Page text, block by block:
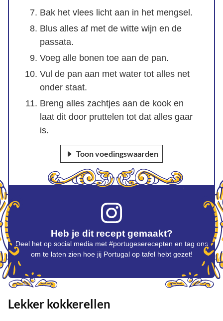
Bak het vlees licht aan in het mengsel.
Blus alles af met de witte wijn en de
passata.
Voeg alle bonen toe aan de pan.
Vul de pan aan met water tot alles net
onder staat.
Breng alles zachtjes aan de kook en
laat dit door pruttelen tot dat alles gaar
is.
Toon voedingswaarden
Heb je dit recept gemaakt?
Deel het op social media met #portugeserecepten en tag ons
om te laten zien hoe jij Portugal op tafel hebt gezet!
Lekker kokkerellen